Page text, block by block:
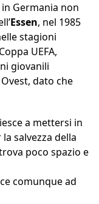
Germania non
Essen, nel 1985
stagioni
UEFA,
giovanili
dato che
a mettersi in
salvezza della
poco spazio e
comunque ad